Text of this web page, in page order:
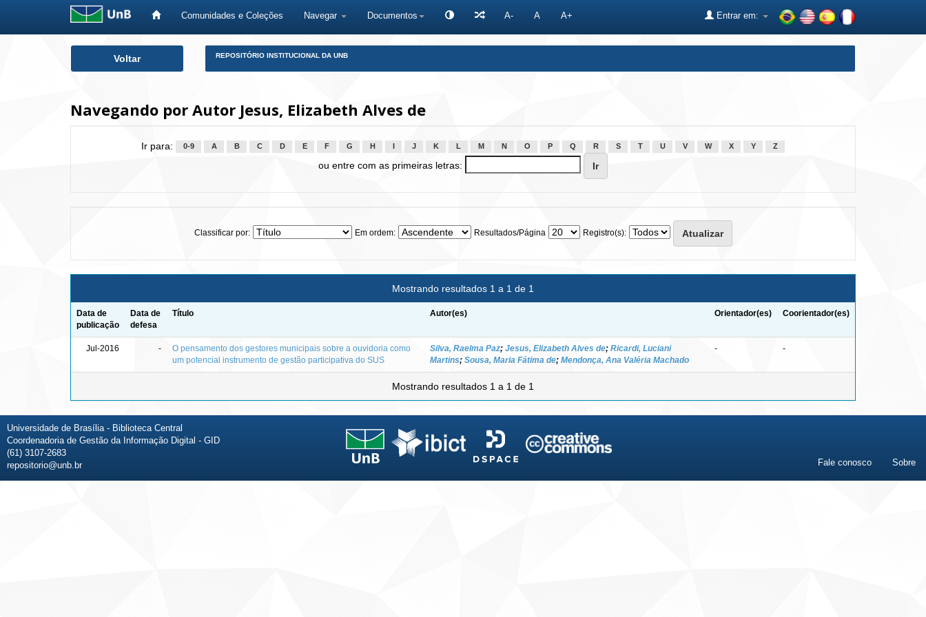
Comunidades e Coleções Navegar Documentos A- A A+ Entrar em:
Voltar REPOSITÓRIO INSTITUCIONAL DA UNB
Navegando por Autor Jesus, Elizabeth Alves de
Ir para: 0-9 A B C D E F G H J K L M N O P Q R S T U V W X Y Z
ou entre com as primeiras letras:
Classificar por: Em ordem: Resultados/Página Registro(s):
Mostrando resultados 1 a 1 de 1
Data de
publicação
Data de
defesa
Título Autor(es) Orientador(es) Coorientador(es)
Jul-2016 -
O pensamento dos gestores municipais sobre a ouvidoria como
um potencial instrumento de gestão participativa do SUS
Silva, Raelma Paz; Jesus, Elizabeth Alves de; Ricardi, Luciani
Martins; Sousa, Maria Fátima de; Mendonça, Ana Valéria Machado
- -
Mostrando resultados 1 a 1 de 1
Universidade de Brasília - Biblioteca Central
Coordenadoria de Gestão da Informação Digital - GID
(61) 3107-2683
repositorio@unb.br
Fale conosco Sobre